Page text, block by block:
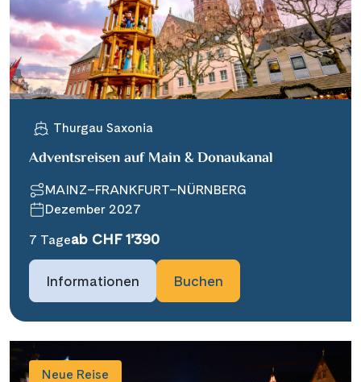
Thurgau Saxonia
Adventsreisen auf Main & Donaukanal
MAINZ–FRANKFURT–NÜRNBERG
Dezember 2027
7 Tageab CHF 1’390
Informationen Buchen
Neue Reise